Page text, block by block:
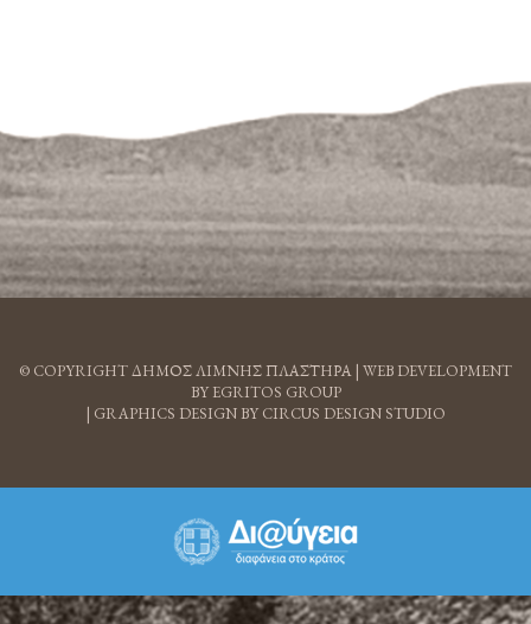
© COPYRIGHT ΔΗΜΟΣ ΛΙΜΝΗΣ ΠΛΑΣΤΗΡΑ | WEB DEVELOPMENT
BY EGRITOS GROUP
| GRAPHICS DESIGN BY CIRCUS DESIGN STUDIO